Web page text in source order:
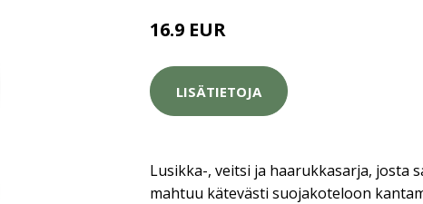
16.9 EUR
LISÄTIETOJA
Lusikka-, veitsi ja haarukkasarja, josta
mahtuu kätevästi suojakoteloon